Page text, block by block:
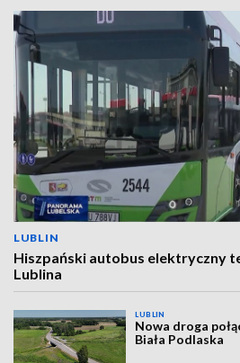
LUBLIN
Hiszpański autobus elektryczny
Lublina
LUBLIN
Nowa droga
Biała Podlaska